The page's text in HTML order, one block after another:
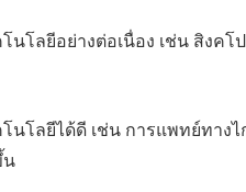
โลยีอย่างต่อเนื่อง เช่น สิงคโ
นโลยีได้ดี เช่น การแพทย์ทาง
น